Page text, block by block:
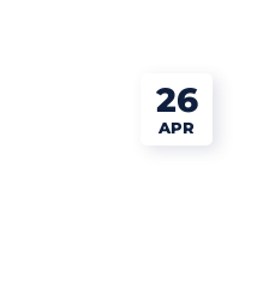
26
APR